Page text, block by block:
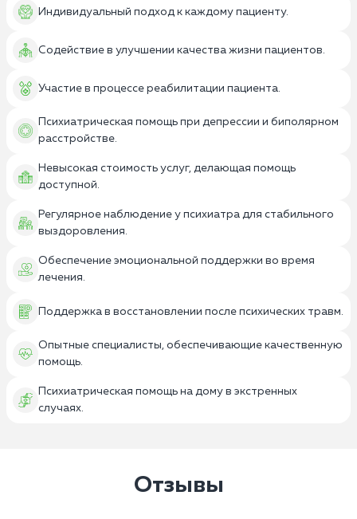
Индивидуальный подход к каждому пациенту.
Содействие в улучшении качества жизни пациентов.
Участие в процессе реабилитации пациента.
Психиатрическая помощь при депрессии и биполярном
расстройстве.
Невысокая стоимость услуг, делающая помощь
доступной.
Регулярное наблюдение у психиатра для стабильного
выздоровления.
Обеспечение эмоциональной поддержки во время
лечения.
Поддержка в восстановлении после психических травм.
Опытные специалисты, обеспечивающие качественную
помощь.
Психиатрическая помощь на дому в экстренных
случаях.
Отзывы